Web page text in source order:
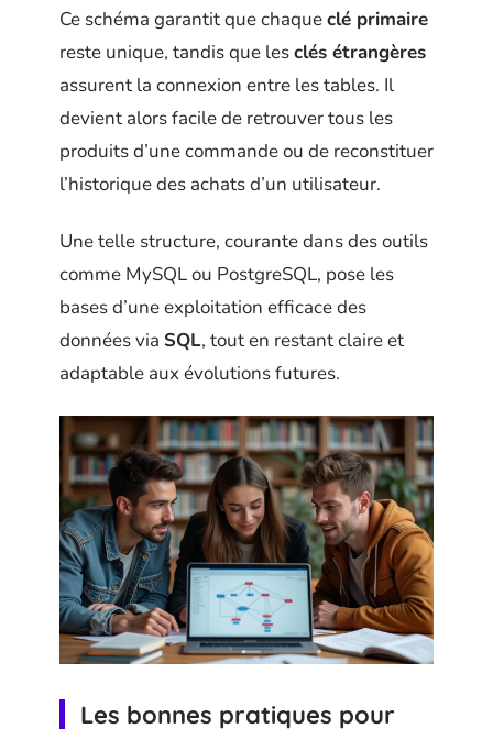
Ce schéma garantit que chaqueclé primaire
reste unique, tandis que lesclés étrangères
assurent la connexion entre les tables. Il
devient alors facile de retrouver tous les
produits d’une commande ou de reconstituer
l’historique des achats d’un utilisateur.
Une telle structure, courante dans des outils
comme MySQL ou PostgreSQL, pose les
bases d’une exploitation efficace des
données via SQL, tout en restant claire et
adaptable aux évolutions futures.
Les bonnes pratiques pour